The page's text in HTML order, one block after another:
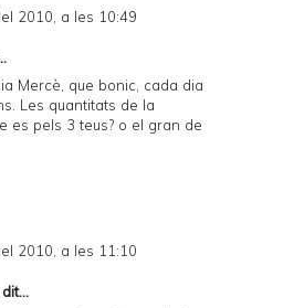
2010, a les 10:49
Mercè, que bonic, cada dia
Les quantitats de la
es pels 3 teus? o el gran de
2010, a les 11:10